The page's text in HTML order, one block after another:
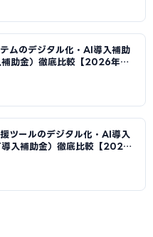
ムのデジタル化・AI導入補助
助金）徹底比較【2026年
ツールのデジタル化・AI導入
入補助金）徹底比較【2026